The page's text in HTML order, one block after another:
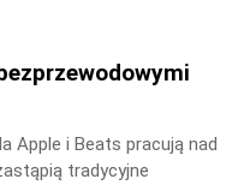
Apple i Beats pracują nad
tradycyjne